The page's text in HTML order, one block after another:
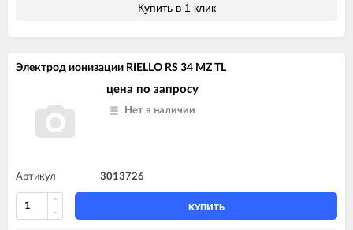
Купить в 1 клик
Электрод ионизации RIELLO RS 34 MZ TL
цена по запросу
Нет в наличии
Артикул 3013726
КУПИТЬ